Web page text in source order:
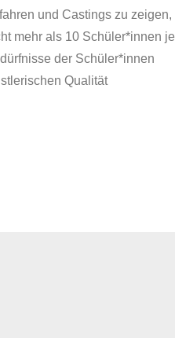
und Castings zu zeigen,
mehr als 10 Schüler*innen je
der Schüler*innen
Qualität